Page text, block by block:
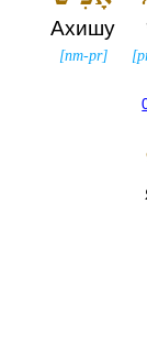
[
Ахишу
[nm-pr]